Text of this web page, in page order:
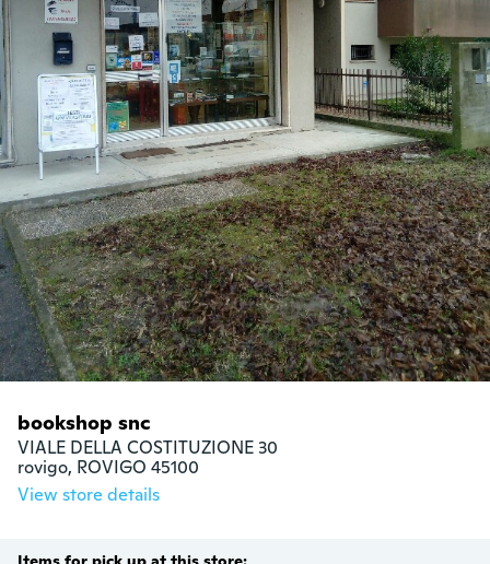
bookshop snc
VIALE DELLA COSTITUZIONE 30
rovigo, ROVIGO 45100
View store details